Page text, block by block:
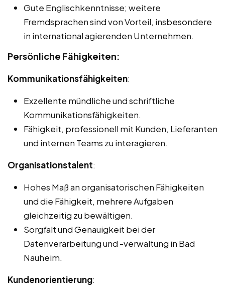
Gute Englischkenntnisse; weitere
Fremdsprachen sind von Vorteil, insbesondere
in international agierenden Unternehmen.
Persönliche Fähigkeiten:
Kommunikationsfähigkeiten:
Exzellente mündliche und schriftliche
Kommunikationsfähigkeiten.
Fähigkeit, professionell mit Kunden, Lieferanten
und internen Teams zu interagieren.
Organisationstalent:
Hohes Maß an organisatorischen Fähigkeiten
und die Fähigkeit, mehrere Aufgaben
gleichzeitig zu bewältigen.
Sorgfalt und Genauigkeit bei der
Datenverarbeitung und -verwaltung in Bad
Nauheim.
Kundenorientierung: